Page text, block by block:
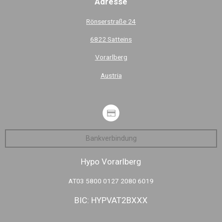
Adresse
Rönserstraße 24
6822 Satteins
Vorarlberg
Austria
Bankverbindung
Hypo Vorarlberg
AT03 5800 0127 2080 6019
BIC: HYPVAT2BXXX